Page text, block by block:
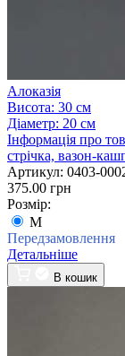
Алоказія
Висота: 30 см
Діаметр: 20 см
Інформація про
стрічка, вазон-
Артикул: 0403-
375.00 грн
Розмір:
M
Передзамовлення
Детальніше
В кошик